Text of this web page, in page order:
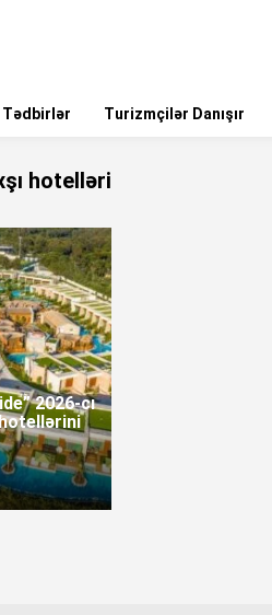
Tədbirlər Turizmçilər Danışır
hotelləri
2026-cı